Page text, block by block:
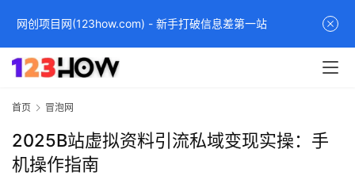
首页 冒泡网
2025B站虚拟资料引流私域变现实操：手
机操作指南
网创项目网(123how.com) - 新手打破信息差第一站